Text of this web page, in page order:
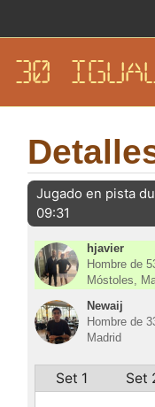
30
Jugado en pista
09:31
hjavier
Hombre de
Móstoles,
Newaij
Hombre de
Madrid
Set 1 Set